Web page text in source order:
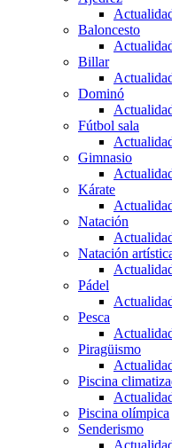
Baloncesto
Billar
Dominó
Fútbol sala
Gimnasio
Kárate
Natación
Natación
Pádel
Pesca
Piragüismo
Piscina
Piscina olímpica
Senderismo